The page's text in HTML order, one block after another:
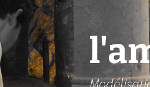
Aller
au
contenu